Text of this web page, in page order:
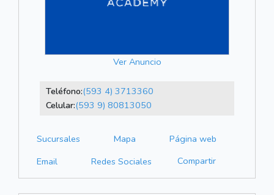
Ver Anuncio
Teléfono:(593 4) 3713360
Celular:(593 9) 80813050
Sucursales Mapa
Página web
Email
Redes Sociales Compartir